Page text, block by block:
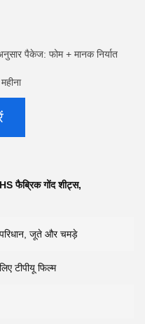
पैकेज: फोम + मानक निर्यात
फैब्रिक गोंद शीट्स,
जूते और चमड़े
टीपीयू फिल्म